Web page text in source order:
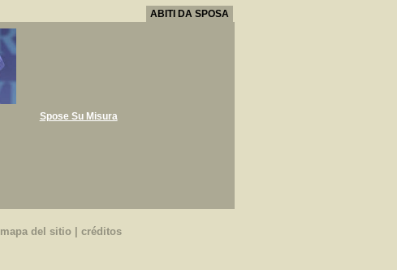
ABITI DA SPOSA
Spose Su Misura
mapa del sitio| créditos